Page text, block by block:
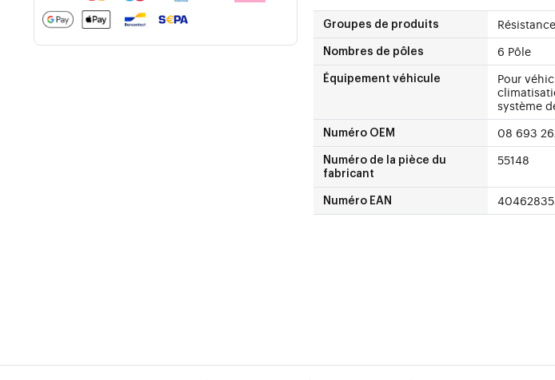
Groupes de produits
Nombres de pôles 6 Pôle
Équipement véhicule
Pour
système
Numéro OEM 08 693
Numéro de la pièce du
fabricant
55148
Numéro EAN